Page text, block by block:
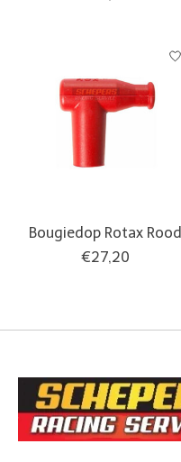
Bougiedop Rotax Rood
€27,20